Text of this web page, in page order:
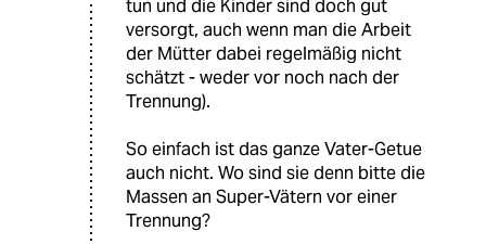
tun und die Kinder sind doch gut
versorgt, auch wenn man die Arbeit
der Mütter dabei regelmäßig nicht
schätzt - weder vor noch nach der
Trennung).
So einfach ist das ganze Vater-Getue
auch nicht. Wo sind sie denn bitte die
Massen an Super-Vätern vor einer
Trennung?